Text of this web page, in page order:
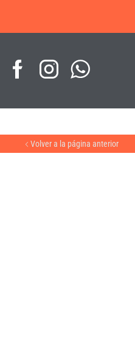
Volver a la página anterior